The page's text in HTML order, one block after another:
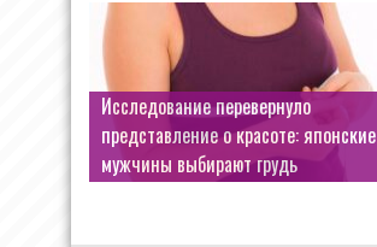
Исследование перевернуло
представление о красоте: японские
мужчины выбирают грудь
Кто из вас без греха?: зачем
Третьяковке еще одна юбилейная
выставка